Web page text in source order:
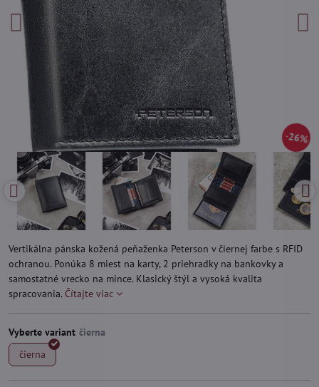
26%
Vertikálna pánska kožená peňaženka Peterson v čiernej farbe s RFID
ochranou. Ponúka 8 miest na karty, 2 priehradky na bankovky a
samostatné vrecko na mince. Klasický štýl a vysoká kvalita
spracovania. Čítajte viac
Vyberte variant
čierna